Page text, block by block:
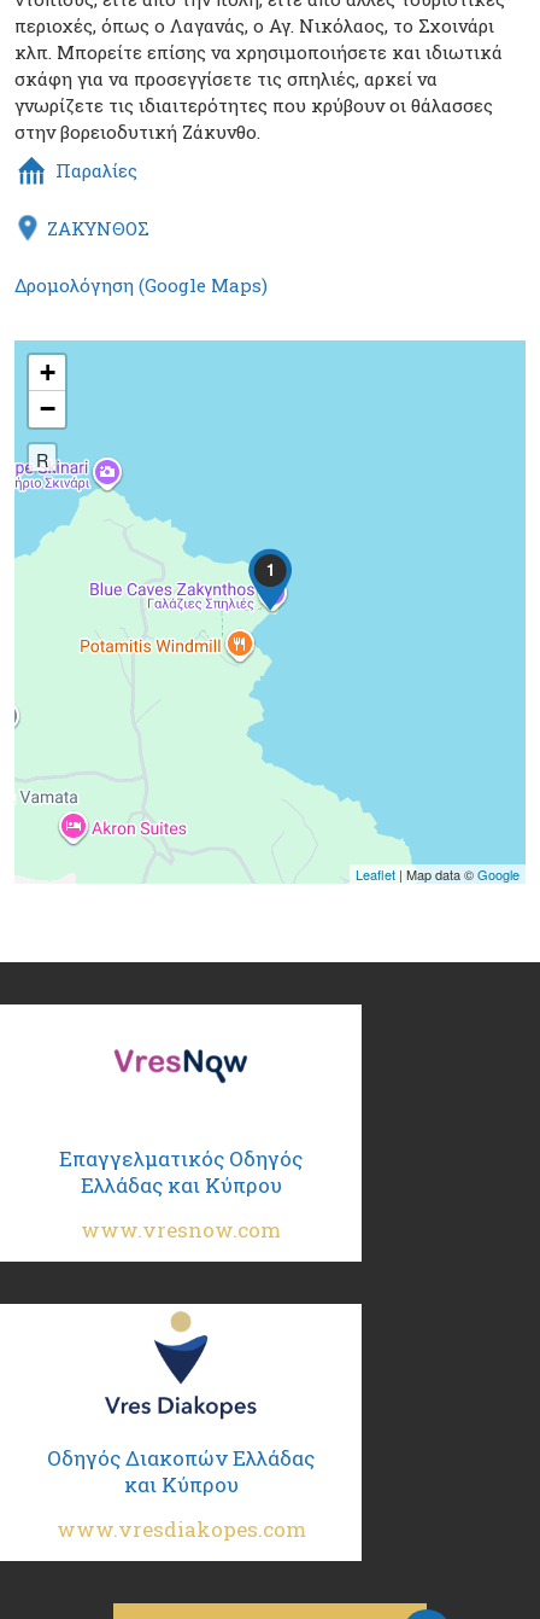
περιοχές, όπως ο Λαγανάς, ο Αγ. Νικόλαος, το Σχοινάρι
κλπ. Μπορείτε επίσης να χρησιμοποιήσετε και ιδιωτικά
σκάφη για να προσεγγίσετε τις σπηλιές, αρκεί να
γνωρίζετε τις ιδιαιτερότητες που κρύβουν οι θάλασσες
στην βορειοδυτική Ζάκυνθο.
Παραλίες
ΖΑΚΥΝΘΟΣ
Δρομολόγηση (Google Maps)
1
+
−
R
Leaflet | Map data ©Google
Επαγγελματικός Οδηγός
Ελλάδας και Κύπρου
www.vresnow.com
Οδηγός Διακοπών Ελλάδας
και Κύπρου
www.vresdiakopes.com